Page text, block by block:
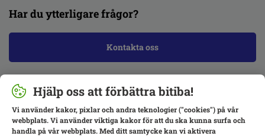
Har du ytterligare frågor?
Kontakta oss
Hjälp oss att förbättra bitiba!
Vi använder kakor, pixlar och andra teknologier ("cookies") på vår
webbplats. Vi använder viktiga kakor för att du ska kunna surfa och
handla på vår webbplats. Med ditt samtycke kan vi aktivera